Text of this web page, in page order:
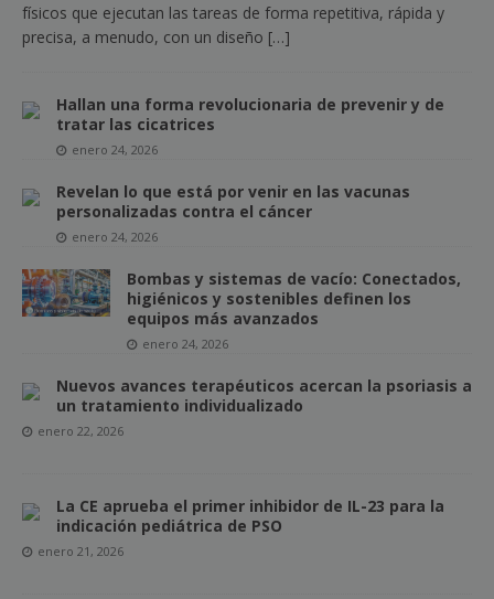
físicos que ejecutan las tareas de forma repetitiva, rápida y
precisa, a menudo, con un diseño […]
Hallan una forma revolucionaria de prevenir y de
tratar las cicatrices
enero 24, 2026
Revelan lo que está por venir en las vacunas
personalizadas contra el cáncer
enero 24, 2026
Bombas y sistemas de vacío: Conectados,
higiénicos y sostenibles definen los
equipos más avanzados
enero 24, 2026
Nuevos avances terapéuticos acercan la psoriasis a
un tratamiento individualizado
enero 22, 2026
La CE aprueba el primer inhibidor de IL-23 para la
indicación pediátrica de PSO
enero 21, 2026